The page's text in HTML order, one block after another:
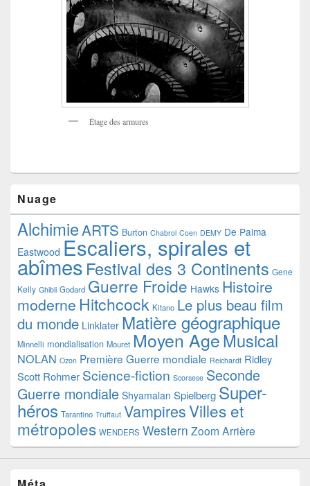
Étage des armures
Nuage
AlchimieARTS Burton Chabrol Coen DEMY De Palma
Eastwood Escaliers, spirales et
abîmes Festival des 3 Continents Gene
Kelly Ghibli Godard Guerre Froide Hawks Histoire
moderne Hitchcock Kitano Le plus beau film
du monde Linklater Matière géographique
Minnelli mondialisation Mouret Moyen AgeMusical
NOLAN Ozon Première Guerre mondiale Reichardt Ridley
Scott Rohmer Science-fiction Scorsese Seconde
Guerre mondiale Shyamalan Spielberg Super-
héros Tarantino Truffaut VampiresVilles et
métropoles WENDERS Western Zoom Arrière